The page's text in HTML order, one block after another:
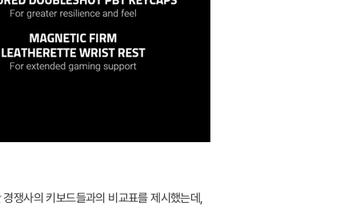
쟁사의 키보드들과의 비교표를 제시했는데,